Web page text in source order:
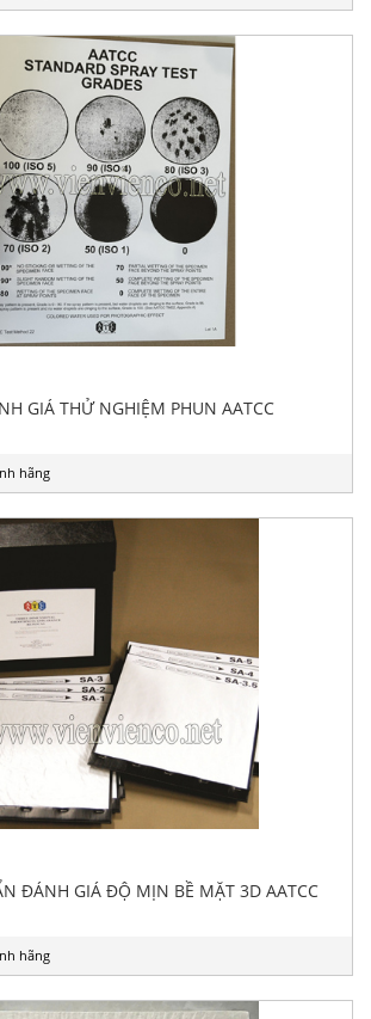
GIÁ THỬ NGHIỆM PHUN AATCC
hãng
ĐÁNH GIÁ ĐỘ MỊN BỀ MẶT 3D AATCC
hãng